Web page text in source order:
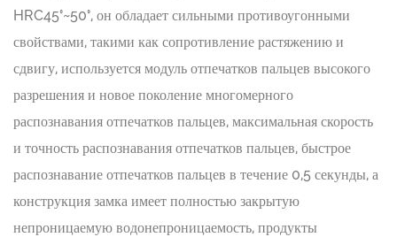
HRC45°~50°, он обладает сильными противоугонными
свойствами, такими как сопротивление растяжению и
сдвигу, используется модуль отпечатков пальцев высокого
разрешения и новое поколение многомерного
распознавания отпечатков пальцев, максимальная скорость
и точность распознавания отпечатков пальцев, быстрое
распознавание отпечатков пальцев в течение 0,5 секунды, а
конструкция замка имеет полностью закрытую
непроницаемую водонепроницаемость, продукты